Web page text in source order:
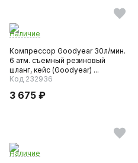
Наличие
Компрессор Goodyear 30л/мин.
6 атм. съемный резиновый
шланг, кейс (Goodyear) ...
Код 232936
3 675 ₽
Наличие